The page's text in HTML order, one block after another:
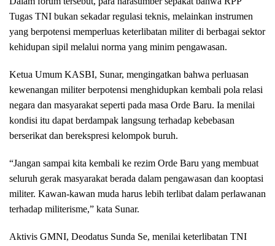
Tugas TNI bukan sekadar regulasi teknis, melainkan instrumen
yang berpotensi memperluas keterlibatan militer di berbagai sektor
kehidupan sipil melalui norma yang minim pengawasan.
Ketua Umum KASBI, Sunar, mengingatkan bahwa perluasan
kewenangan militer berpotensi menghidupkan kembali pola relasi
negara dan masyarakat seperti pada masa Orde Baru. Ia menilai
kondisi itu dapat berdampak langsung terhadap kebebasan
berserikat dan berekspresi kelompok buruh.
“Jangan sampai kita kembali ke rezim Orde Baru yang membuat
seluruh gerak masyarakat berada dalam pengawasan dan kooptasi
militer. Kawan-kawan muda harus lebih terlibat dalam perlawanan
terhadap militerisme,” kata Sunar.
Aktivis GMNI, Deodatus Sunda Se, menilai keterlibatan TNI